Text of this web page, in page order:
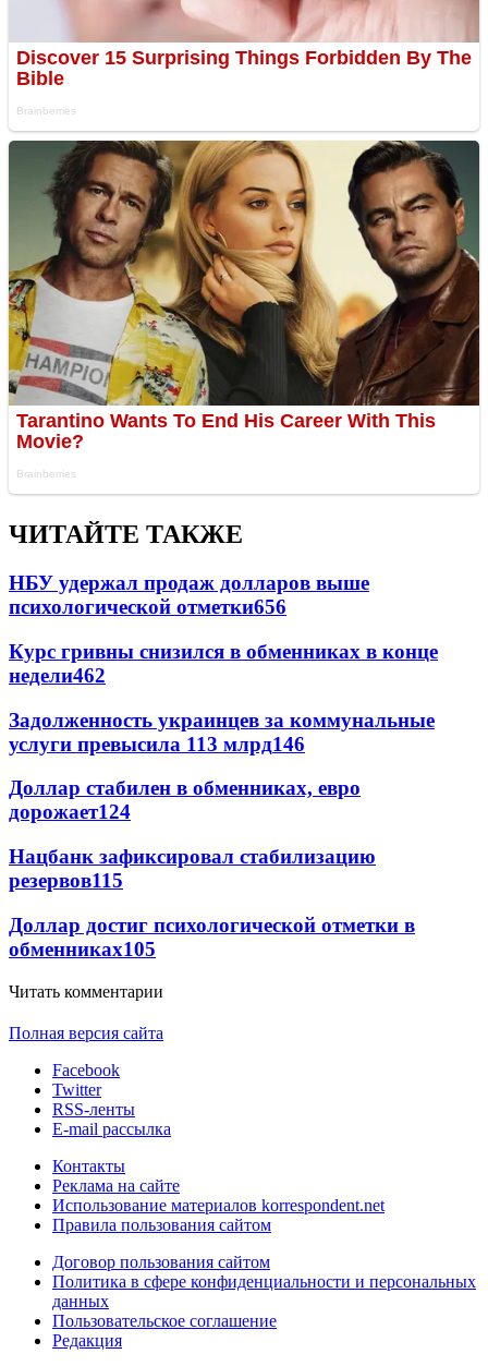
ЧИТАЙТЕ ТАКЖЕ
НБУ удержал продаж долларов выше
психологической отметки656
Курс гривны снизился в обменниках в конце
недели462
Задолженность украинцев за коммунальные
услуги превысила 113 млрд146
Доллар стабилен в обменниках, евро
дорожает124
Нацбанк зафиксировал стабилизацию
резервов115
Доллар достиг психологической отметки в
обменниках105
Читать комментарии
Полная версия сайта
Facebook
Twitter
RSS-ленты
E-mail рассылка
Контакты
Реклама на сайте
Использование материалов korrespondent.net
Правила пользования сайтом
Договор пользования сайтом
Политика в сфере конфиденциальности и персональных
данных
Пользовательское соглашение
Редакция